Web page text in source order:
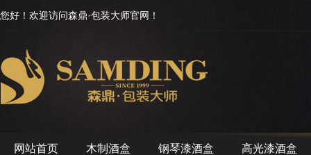
您好！欢迎访问森鼎·包装大师官网！
网站首页 木制酒盒 钢琴漆酒盒 高光漆酒盒